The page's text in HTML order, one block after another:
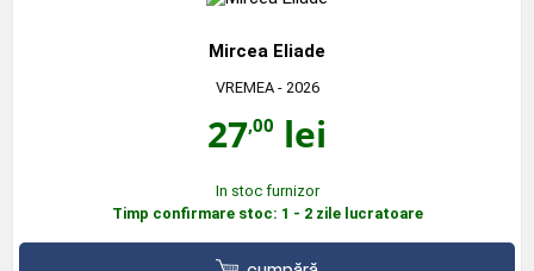
Mircea Eliade
VREMEA- 2026
27,00 lei
In stoc furnizor
Timp confirmare stoc: 1 - 2 zile lucratoare